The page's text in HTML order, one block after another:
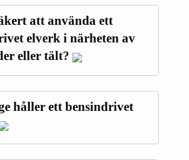
att använda ett
elverk i närheten av
eller tält?
håller ett bensindrivet